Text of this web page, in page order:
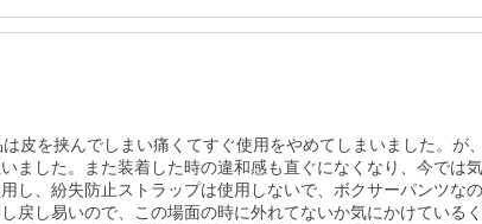
を挟んでしまい痛くてすぐ使用をやめてしまいました。が
した。また装着した時の違和感も直ぐになくなり、今では
、紛失防止ストラップは使用しないで、ボクサーパンツな
し易いので、この場面の時に外れてないか気にかけている